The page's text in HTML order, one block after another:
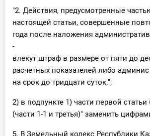
"2. Действия, предусмотренные
настоящей статьи, совершенные
года после наложения
-
влекут штраф в размере от пяти до
расчетных показателей либо
на срок до тридцати суток.";
2) в подпункте 1) части первой статьи
(части 1-1 и третья)" заменить
5. В Земельный кодекс Республики